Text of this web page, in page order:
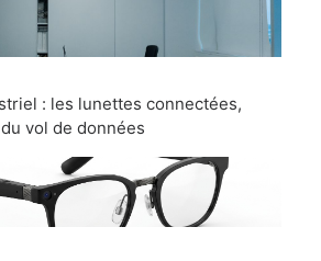
: les lunettes connectées,
vol de données